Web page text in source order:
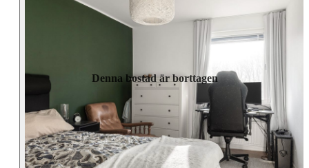
Denna bostad är borttagen